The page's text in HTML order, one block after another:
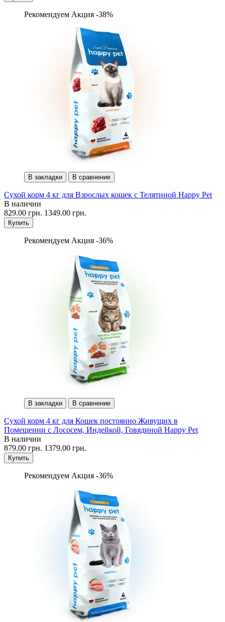
Рекомендуем Акция -38%
В закладки В сравнение
Сухой корм 4 кг для Взрослых кошек с Телятиной Happy Pet
В наличии
829.00 грн. 1349.00 грн.
Купить
Рекомендуем Акция -36%
В закладки В сравнение
Сухой корм 4 кг для Кошек постоянно Живущих в
Помещении с Лососем, Индейкой, Говядиной Happy Pet
В наличии
879.00 грн. 1379.00 грн.
Купить
Рекомендуем Акция -36%